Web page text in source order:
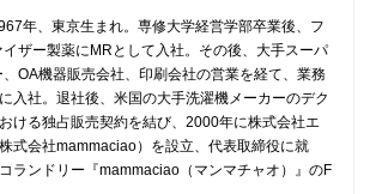
年、東京生まれ。専修大学経営学部卒業後、フ
イザー製薬にMRとして入社。その後、大手スーパ
、OA機器販売会社、印刷会社の営業を経て、業務
入社。退社後、米国の大手洗濯機メーカーのデク
ける独占販売契約を結び、2000年に株式会社エ
式会社mammaciao）を設立、代表取締役に就
ランドリー『mammaciao（マンマチャオ）』のF